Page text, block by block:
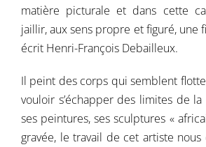
matière picturale et dans cette
jaillir, aux sens propre et figuré, une
écrit Henri-François Debailleux.
Il peint des corps qui semblent
vouloir s’échapper des limites de
ses peintures, ses sculptures «
gravée, le travail de cet artiste